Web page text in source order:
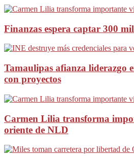
Finanzas espera captar 300
Tamaulipas afianza liderazgo
con proyectos
Carmen Lilia transforma
oriente de NLD